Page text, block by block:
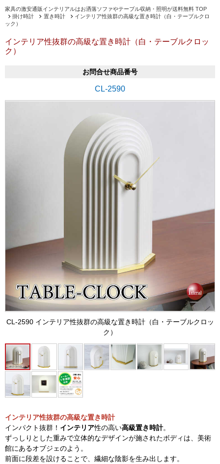
家具の激安通販インテリアルはお洒落ソファやテーブル収納・照明が送料無料 TOP
掛け時計
置き時計
インテリア性抜群の高級な置き時計（白・テーブルクロ
ック）
インテリア性抜群の高級な置き時計（白・テーブルクロッ
ク）
お問合せ商品番号
CL-2590
CL-2590 インテリア性抜群の高級な置き時計（白・テーブルクロッ
ク）
インテリア性抜群の高級な置き時計
インパクト抜群！ インテリア性の高い高級置き時計。
ずっしりとした重みで立体的なデザインが施されたボディは、美術
館にあるオブジェのよう。
前面に段差を設けることで、繊細な陰影を生み出します。